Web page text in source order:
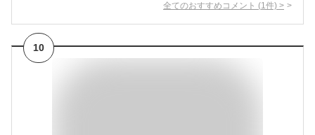
全てのおすすめコメント (1 件) >
10